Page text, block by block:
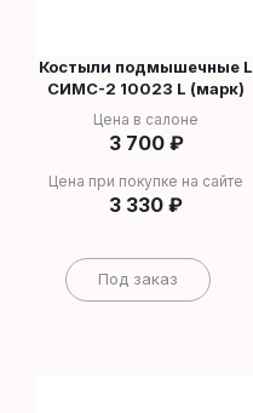
Костыли подмышечные L
СИМС-2 10023 L (марк)
Цена в салоне
3 700₽
Цена при покупке на сайте
3 330 ₽
Под заказ